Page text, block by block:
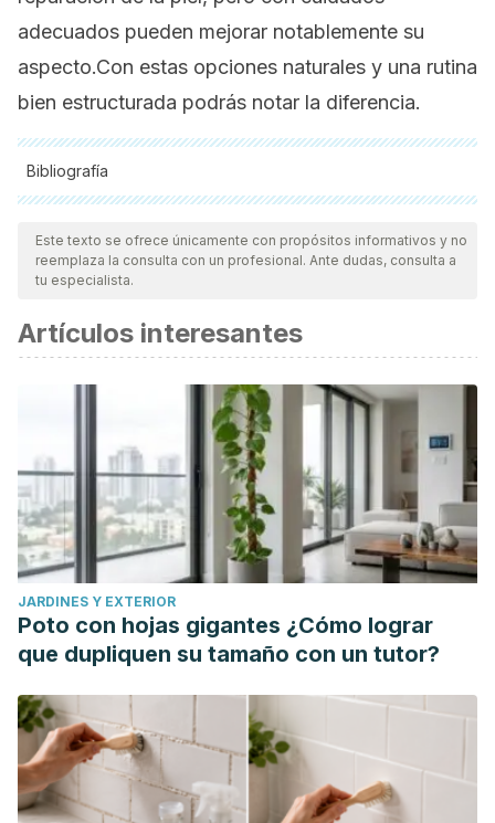
adecuados pueden mejorar notablemente su
aspecto.Con estas opciones naturales y una rutina
bien estructurada podrás notar la diferencia.
Bibliografía
Todas las fuentes citadas fueron revisadas a profundidad por
nuestro equipo, para asegurar su calidad, confiabilidad,
vigencia y validez.La bibliografía de este artículo fue
científica.
Belkhelladi, M., & Bougrine, A. (2024). Rosehip extract and
wound healing: A review.Journal of Cosmetic
(1), 62–67. https://doi.org/10.1111/jocd.15971
Hekmatpou, D., Mehrabi, F., Rahzani, K., & Aminiyan, A.
(2019). The effect of Aloe Vera clinical trials on prevention
and healing of skin wound: A systematic review.Iranian
Journal of Medical Sciences,44
(1), 1–9.
Jenwitheesuk, K., Rojsanga, P., Chowchuen, B., &
Surakunprapha, P. (2018). A prospective randomized,
controlled, double-blind trial of the efficacy using Centella
cream for scar improvement.
Complementary and Alternative Medicine: eCAM ,
9525624. https://doi.org/10.1155/2018/9525624
Won, P., Choe, D., Abu-Ghazaleh, J., Bernabe, R., &
Gillenwater, T. J. (2025). The efficacy of onion extract on
Este texto se ofrece únicamente con propósitos informativos y no
reemplaza la consulta con un profesional. Ante dudas, consulta a
tu especialista.
Artículos interesantes
JARDINES Y EXTERIOR
Poto con hojas gigantes ¿Cómo lograr
que dupliquen su tamaño con un tutor?